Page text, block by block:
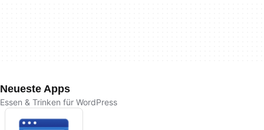
Neueste Apps
Essen & Trinken für WordPress